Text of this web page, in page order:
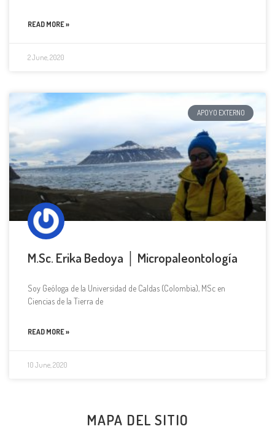
READ MORE »
2 June, 2020
APOYO EXTERNO
M.Sc. Erika Bedoya │ Micropaleontología
Soy Geóloga de la Universidad de Caldas (Colombia), MSc en
Ciencias de la Tierra de
READ MORE »
10 June, 2020
MAPA DEL SITIO